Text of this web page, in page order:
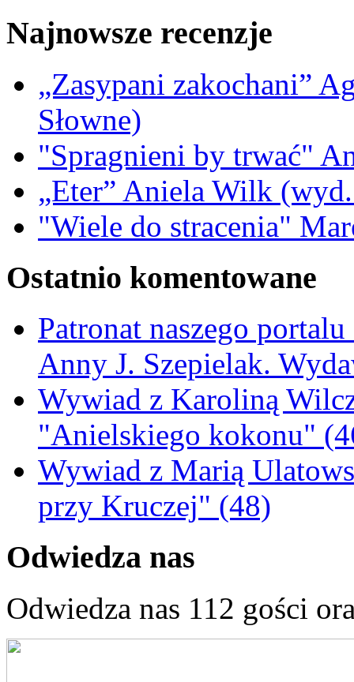
Najnowsze recenzje
„Zasypani zakochani”
Słowne)
"Spragnieni by trwać"
„Eter” Aniela Wilk
"Wiele do stracenia"
Ostatnio komentowane
Patronat naszego
Anny J. Szepielak.
Wywiad z Karoliną
"Anielskiego kokonu"
Wywiad z Marią
przy Kruczej" (48)
Odwiedza nas
Odwiedza nas 112 gości